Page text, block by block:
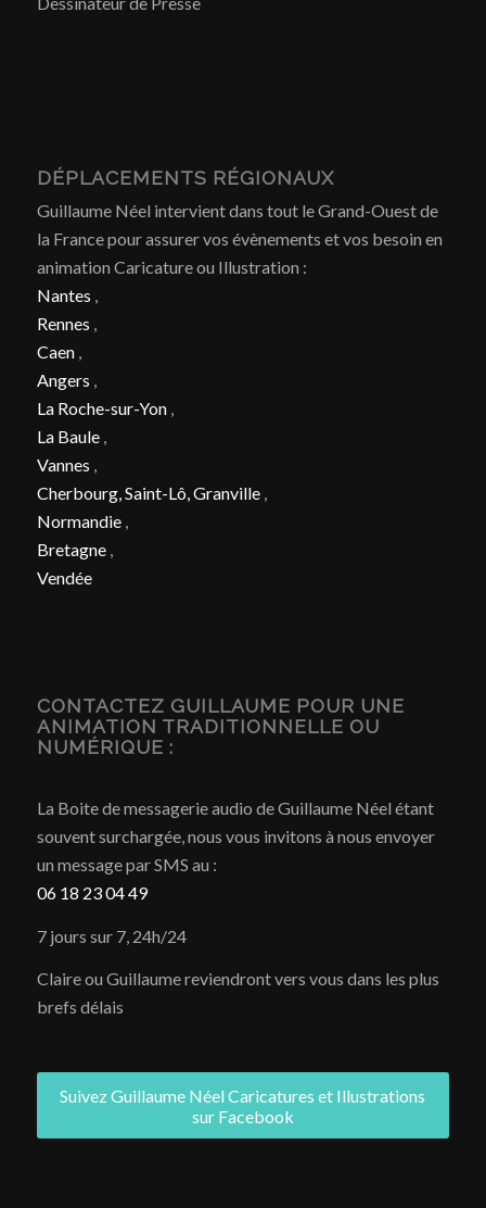
DÉPLACEMENTS RÉGIONAUX
Guillaume Néel intervient dans tout le Grand-Ouest de
la France pour assurer vos évènements et vos besoin en
animation Caricature ou Illustration :
Nantes ,
Rennes ,
Caen,
Angers ,
La Roche-sur-Yon,
La Baule,
Vannes ,
Cherbourg, Saint-Lô, Granville,
Normandie,
Bretagne,
Vendée
CONTACTEZ GUILLAUME POUR UNE
ANIMATION TRADITIONNELLE OU
NUMÉRIQUE :
La Boite de messagerie audio de Guillaume Néel étant
souvent surchargée, nous vous invitons à nous envoyer
un message par SMS au :
06 18 23 04 49
7 jours sur 7, 24h/24
Claire ou Guillaume reviendront vers vous dans les plus
brefs délais
Suivez Guillaume Néel Caricatures et Illustrations
sur Facebook